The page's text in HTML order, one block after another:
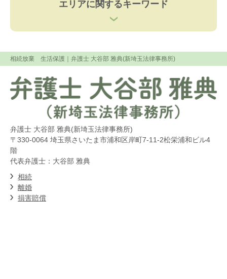
エリアに関するキーワード
相続放棄 生活保護 ｜弁護士 大谷部 雅典(新埼玉法律事務所)
弁護士 大谷部 雅典(新埼玉法律事務所)
〒330-0064 埼玉県さいたま市浦和区岸町7-11-2松栄浦和ビル4
階
代表弁護士：大谷部 雅典
相続
離婚
損害賠償